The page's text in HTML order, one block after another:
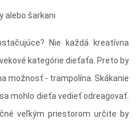
alebo šarkani
Nie každá kreatívna
kategórie dieťaťa. Preto by
možnosť - trampolína. Skákanie
mohlo dieťa vedieť odreagovať.
veľkým priestorom určite by